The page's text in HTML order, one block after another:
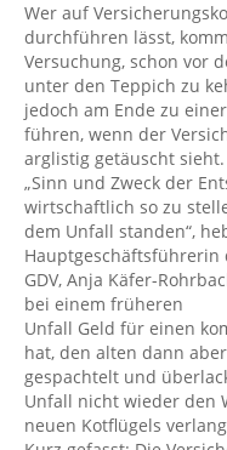
Wer auf
durchführen lässt,
Versuchung, schon vor
unter den Teppich zu
jedoch am Ende zu
führen, wenn der
arglistig getäuscht sieht.
„Sinn und Zweck der
wirtschaftlich so zu
dem Unfall standen“,
Hauptgeschäftsführerin
GDV, Anja Käfer-
bei einem früheren
Unfall Geld für einen
hat, den alten dann
gespachtelt und
Unfall nicht wieder den
neuen Kotflügels